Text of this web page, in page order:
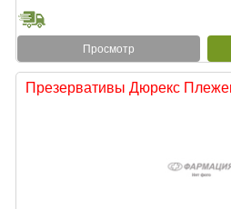
Просмотр
Презервативы Дюрекс